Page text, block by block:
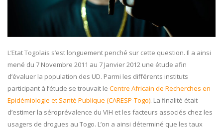
L’Etat Togolais s’est longuement penché sur cette question. Il a ainsi
mené du 7 Novembre 2011 au 7 Janvier 2012 une étude afin
d’évaluer la population des UD. Parmi les différents instituts
participant à l’étude se trouvait le Centre Africain de Recherches en
Epidémiologie et Santé Publique (CARESP-Togo). La finalité était
d’estimer la séroprévalence du VIH et les facteurs associés chez les
usagers de drogues au Togo. L’on a ainsi déterminé que les taux